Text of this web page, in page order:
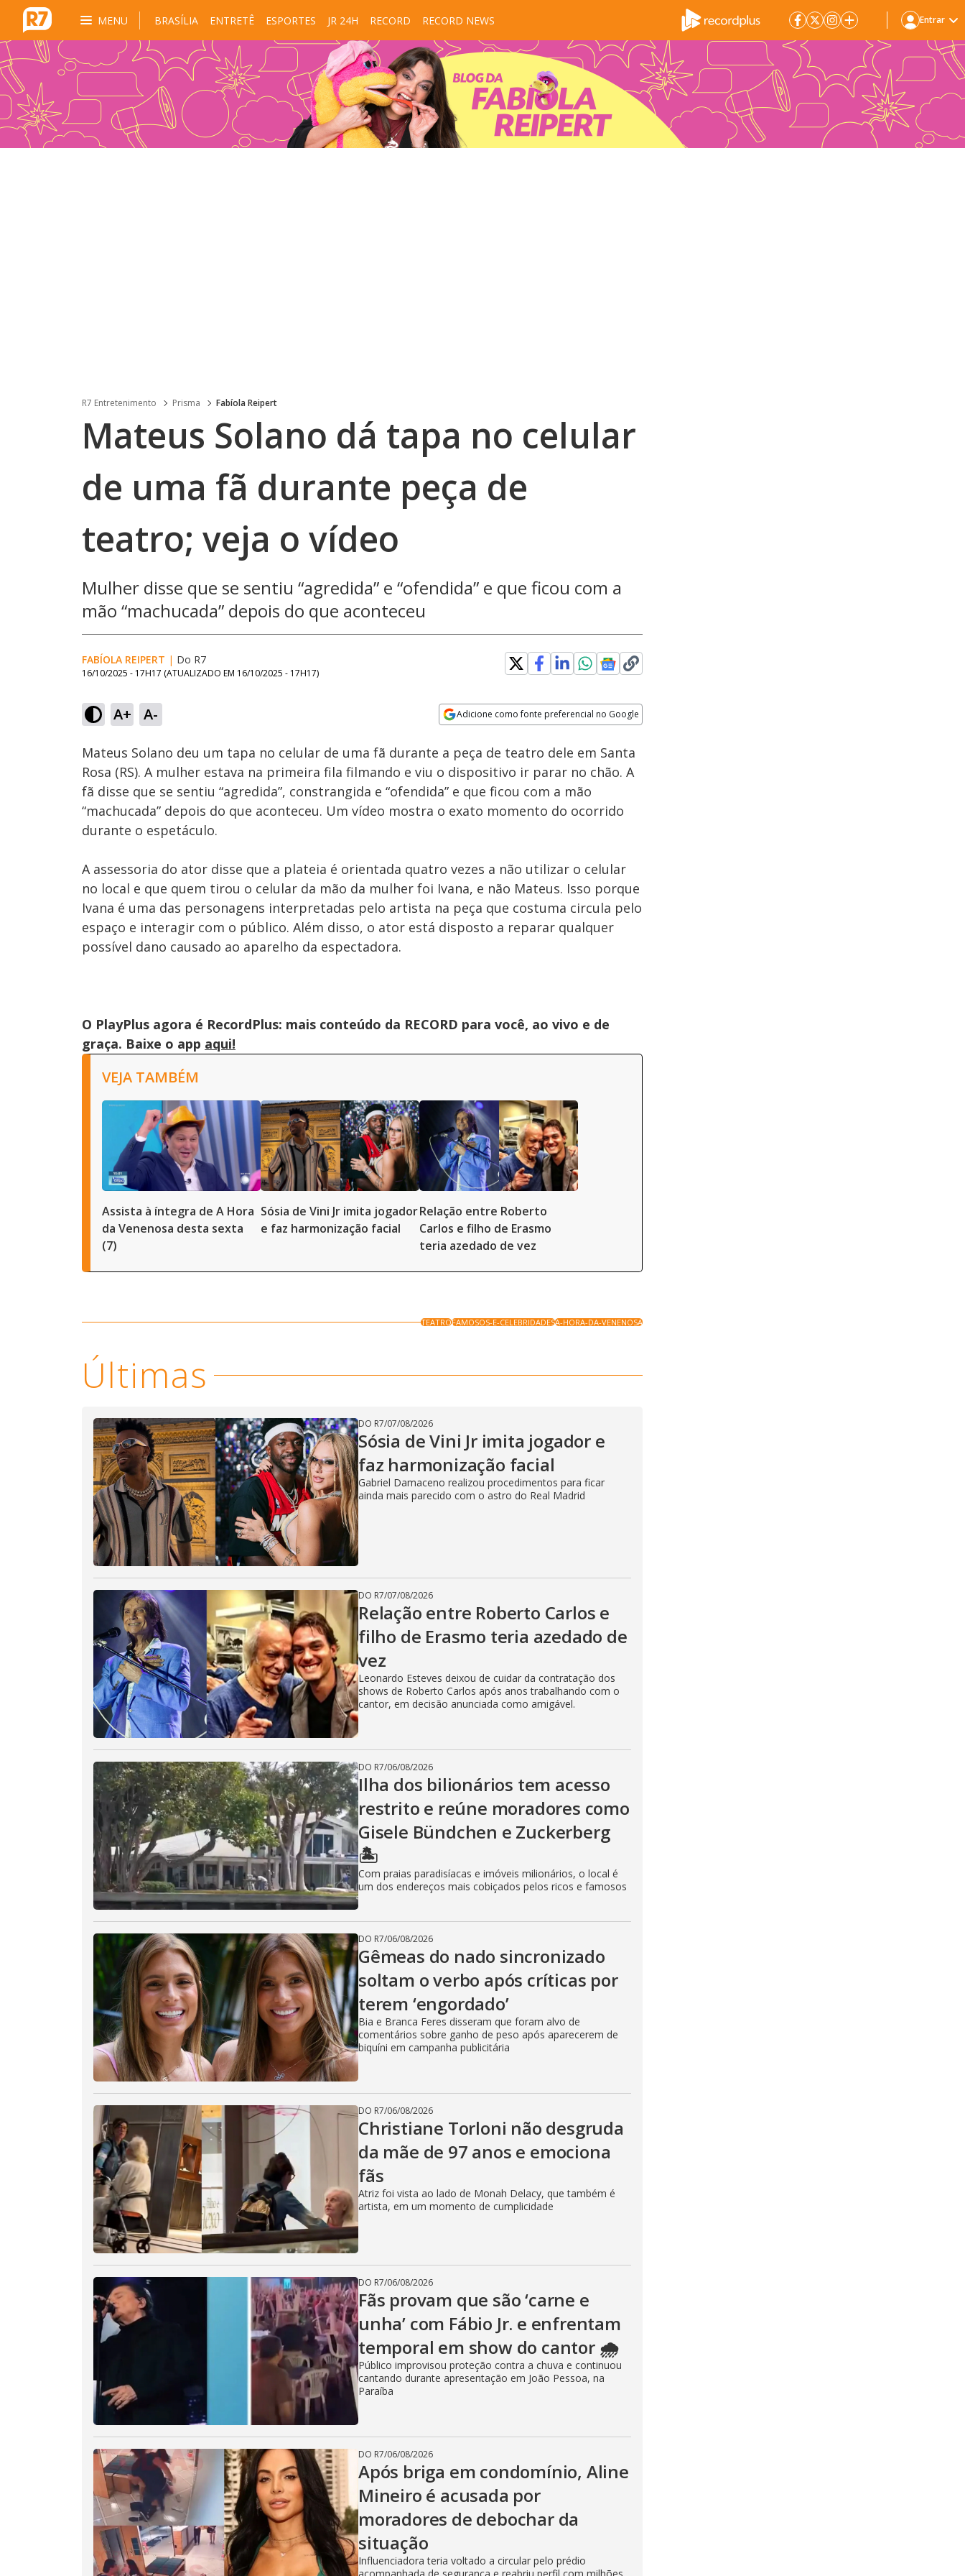
MENU BRASÍLIA ENTRETÊ ESPORTES JR 24H RECORD RECORD NEWS Entrar
R7 Entretenimento Prisma Fabíola Reipert
Mateus Solano dá tapa no celular
de uma fã durante peça de
teatro; veja o vídeo
Mulher disse que se sentiu “agredida” e “ofendida” e que ficou com a
mão “machucada” depois do que aconteceu
FABÍOLA REIPERT | Do R7
16/10/2025 - 17H17 (ATUALIZADO EM 16/10/2025 - 17H17)
A+ A- Adicione como fonte preferencial no Google
Ativar
Som
Velocidade
Mateus Solano deu um tapa no celular de uma fã durante a peça de teatro dele em Santa
Rosa (RS). A mulher estava na primeira fila filmando e viu o dispositivo ir parar no chão. A
fã disse que se sentiu “agredida”, constrangida e “ofendida” e que ficou com a mão
“machucada” depois do que aconteceu. Um vídeo mostra o exato momento do ocorrido
durante o espetáculo.
A assessoria do ator disse que a plateia é orientada quatro vezes a não utilizar o celular
no local e que quem tirou o celular da mão da mulher foi Ivana, e não Mateus. Isso porque
Ivana é uma das personagens interpretadas pelo artista na peça que costuma circula pelo
espaço e interagir com o público. Além disso, o ator está disposto a reparar qualquer
possível dano causado ao aparelho da espectadora.
O PlayPlus agora é RecordPlus: mais conteúdo da RECORD para você, ao vivo e de
graça. Baixe o app aqui!
VEJA TAMBÉM
Assista à íntegra de A Hora
da Venenosa desta sexta
(7)
Sósia de Vini Jr imita jogador
e faz harmonização facial
Relação entre Roberto
Carlos e filho de Erasmo
teria azedado de vez
TEATROFAMOSOS-E-CELEBRIDADESA-HORA-DA-VENENOSA
Últimas
DO R7/07/08/2026
Sósia de Vini Jr imita jogador e
faz harmonização facial
Gabriel Damaceno realizou procedimentos para ficar
ainda mais parecido com o astro do Real Madrid
DO R7/07/08/2026
Relação entre Roberto Carlos e
filho de Erasmo teria azedado de
vez
Leonardo Esteves deixou de cuidar da contratação dos
shows de Roberto Carlos após anos trabalhando com o
cantor, em decisão anunciada como amigável.
DO R7/06/08/2026
Ilha dos bilionários tem acesso
restrito e reúne moradores como
Gisele Bündchen e Zuckerberg
🏝️
Com praias paradisíacas e imóveis milionários, o local é
um dos endereços mais cobiçados pelos ricos e famosos
DO R7/06/08/2026
Gêmeas do nado sincronizado
soltam o verbo após críticas por
terem ‘engordado’
Bia e Branca Feres disseram que foram alvo de
comentários sobre ganho de peso após aparecerem de
biquíni em campanha publicitária
DO R7/06/08/2026
Christiane Torloni não desgruda
da mãe de 97 anos e emociona
fãs
Atriz foi vista ao lado de Monah Delacy, que também é
artista, em um momento de cumplicidade
DO R7/06/08/2026
Fãs provam que são ‘carne e
unha’ com Fábio Jr. e enfrentam
temporal em show do cantor 🌧️
Público improvisou proteção contra a chuva e continuou
cantando durante apresentação em João Pessoa, na
Paraíba
DO R7/06/08/2026
Após briga em condomínio, Aline
Mineiro é acusada por
moradores de debochar da
situação
Influenciadora teria voltado a circular pelo prédio